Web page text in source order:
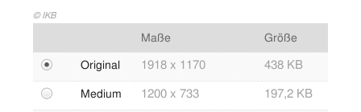
Bäder
Wasser
Strom Vertrieb
© IKB
Maße
Größe
Original
1918 x 1170 438 KB
Medium 1200 x 733 197,2 KB